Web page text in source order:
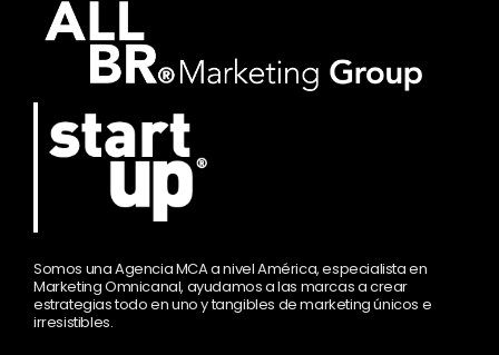
Somos una Agencia MCA a nivel América, especialista en
Marketing Omnicanal, ayudamos a las marcas a crear
estrategias todo en uno y tangibles de marketing únicos e
irresistibles.